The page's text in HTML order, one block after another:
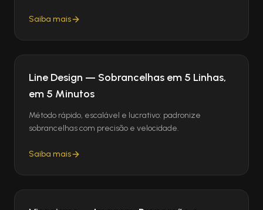
Saiba mais
Line Design — Sobrancelhas em 5 Linhas,
em 5 Minutos
Método rápido, escalável e lucrativo: padronize
sobrancelhas com precisão e velocidade.
Saiba mais